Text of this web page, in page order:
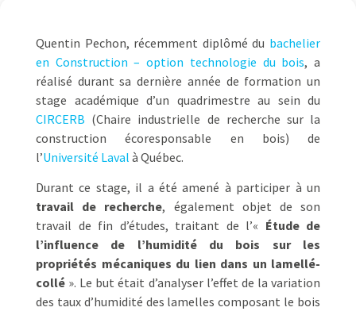
Quentin Pechon, récemment diplômé du bachelier
en Construction – option technologie du bois, a
réalisé durant sa dernière année de formation un
stage académique d’un quadrimestre au sein du
CIRCERB (Chaire industrielle de recherche sur la
construction écoresponsable en bois) de
l’Université Laval à Québec.
Durant ce stage, il a été amené à participer à un
travail de recherche, également objet de son
travail de fin d’études, traitant de l’« Étude de
l’influence de l’humidité du bois sur les
propriétés mécaniques du lien dans un lamellé-
collé ». Le but était d’analyser l’effet de la variation
des taux d’humidité des lamelles composant le bois